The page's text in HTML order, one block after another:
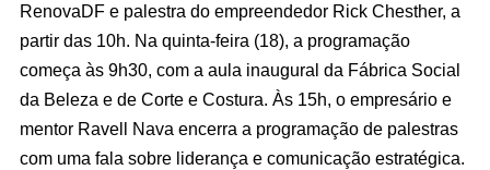
RenovaDF e palestra do empreendedor Rick Chesther, a
partir das 10h. Na quinta-feira (18), a programação
começa às 9h30, com a aula inaugural da Fábrica Social
da Beleza e de Corte e Costura. Às 15h, o empresário e
mentor Ravell Nava encerra a programação de palestras
com uma fala sobre liderança e comunicação estratégica.